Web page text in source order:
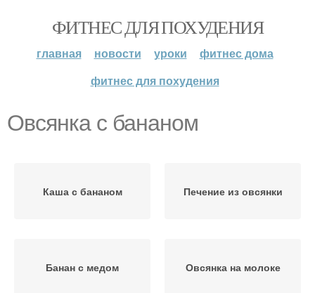
ФИТНЕС ДЛЯ ПОХУДЕНИЯ
главная новости уроки
фитнес дома
фитнес для похудения
Овсянка с бананом
Каша с бананом Печение из овсянки
Банан с медом Овсянка на молоке